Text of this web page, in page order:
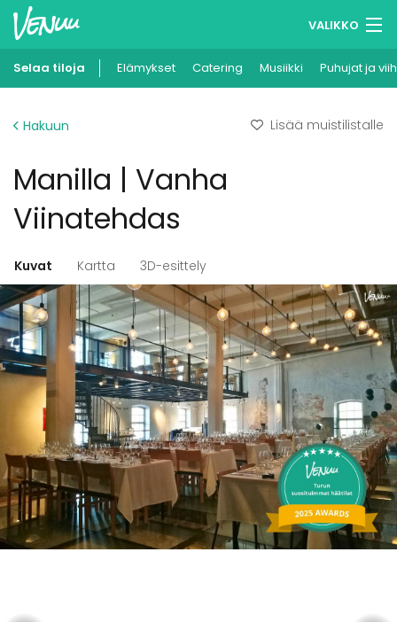
VALIKKO
Muistilistasi
Ilmoita kohteesi
Selaa tiloja Elämykset Catering Musiikki Puhujat ja
Hakuun Lisää muistilistalle
Manilla | Vanha
Viinatehdas
Kuvat Kartta 3D-esittely